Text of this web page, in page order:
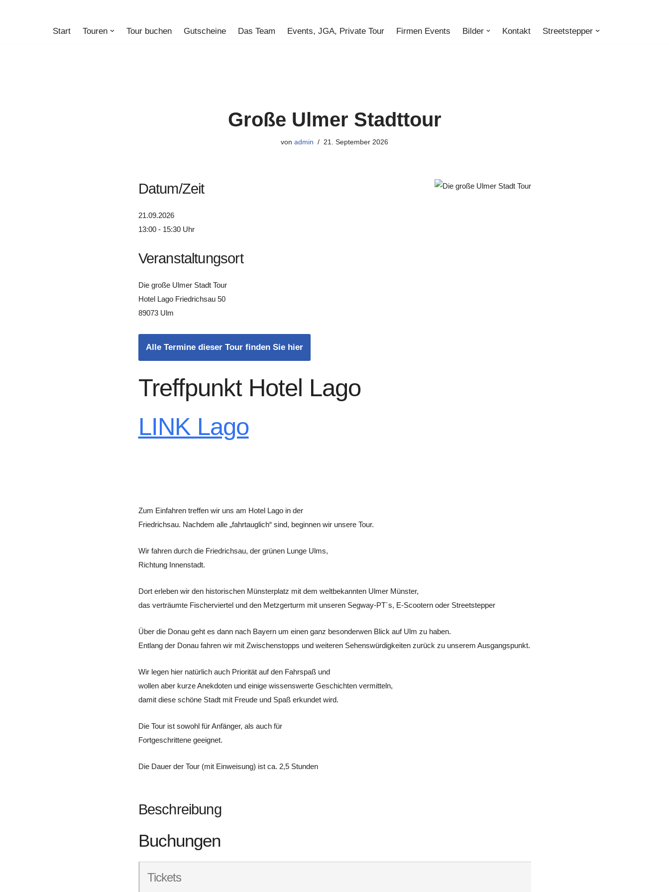
Start Touren Tour buchen Gutscheine Das Team Events, JGA, Private Tour Firmen Events Bilder Kontakt Streetstepper
Große Ulmer Stadttour
von admin 21. September 2026
Datum/Zeit
21.09.2026
13:00 - 15:30 Uhr
Veranstaltungsort
Die große Ulmer Stadt Tour
Hotel Lago Friedrichsau 50
89073 Ulm
Alle Termine dieser Tour finden Sie hier
Treffpunkt Hotel Lago
LINK Lago
Zum Einfahren treffen wir uns am Hotel Lago in der
Friedrichsau. Nachdem alle „fahrtauglich“ sind, beginnen wir unsere Tour.
Wir fahren durch die Friedrichsau, der grünen Lunge Ulms,
Richtung Innenstadt.
Dort erleben wir den historischen Münsterplatz mit dem weltbekannten Ulmer Münster,
das verträumte Fischerviertel und den Metzgerturm mit unseren Segway-PT´s, E-Scootern oder Streetstepper
Über die Donau geht es dann nach Bayern um einen ganz besonderwen Blick auf Ulm zu haben.
Entlang der Donau fahren wir mit Zwischenstopps und weiteren Sehenswürdigkeiten zurück zu unserem Ausgangspunkt.
Wir legen hier natürlich auch Priorität auf den Fahrspaß und
wollen aber kurze Anekdoten und einige wissenswerte Geschichten vermitteln,
damit diese schöne Stadt mit Freude und Spaß erkundet wird.
Die Tour ist sowohl für Anfänger, als auch für
Fortgeschrittene geeignet.
Die Dauer der Tour (mit Einweisung) ist ca. 2,5 Stunden
Beschreibung
Buchungen
Tickets